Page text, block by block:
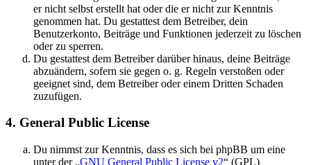
er nicht selbst erstellt hat oder die er nicht zur Kenntnis
genommen hat. Du gestattest dem Betreiber, dein
Benutzerkonto, Beiträge und Funktionen jederzeit zu löschen
oder zu sperren.
Du gestattest dem Betreiber darüber hinaus, deine Beiträge
abzuändern, sofern sie gegen o. g. Regeln verstoßen oder
geeignet sind, dem Betreiber oder einem Dritten Schaden
zuzufügen.
4. General Public License
Du nimmst zur Kenntnis, dass es sich bei phpBB um eine
unter der „GNU General Public License v2“ (GPL)